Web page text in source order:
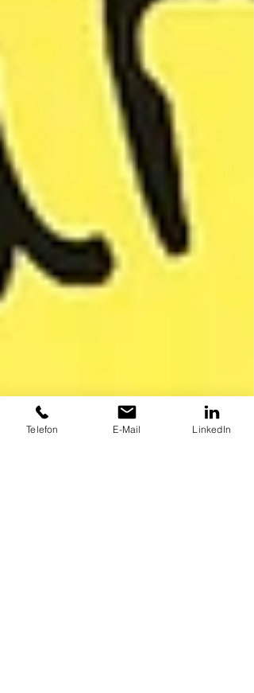
Telefon E-Mail LinkedIn